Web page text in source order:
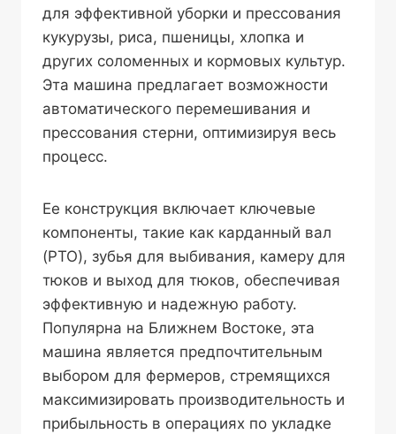
для эффективной уборки и прессования
кукурузы, риса, пшеницы, хлопка и
других соломенных и кормовых культур.
Эта машина предлагает возможности
автоматического перемешивания и
прессования стерни, оптимизируя весь
процесс.
Ее конструкция включает ключевые
компоненты, такие как карданный вал
(PTO), зубья для выбивания, камеру для
тюков и выход для тюков, обеспечивая
эффективную и надежную работу.
Популярна на Ближнем Востоке, эта
машина является предпочтительным
выбором для фермеров, стремящихся
максимизировать производительность и
прибыльность в операциях по укладке